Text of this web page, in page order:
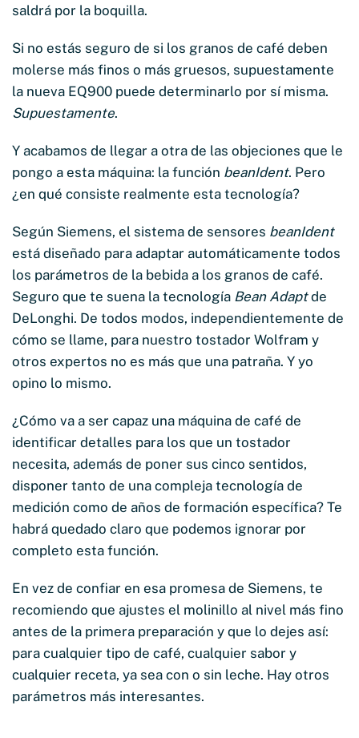
saldrá por la boquilla.
Si no estás seguro de si los granos de café deben
molerse más finos o más gruesos, supuestamente
la nueva EQ900 puede determinarlo por sí misma.
Supuestamente.
Y acabamos de llegar a otra de las objeciones que le
pongo a esta máquina: la función beanIdent. Pero
¿en qué consiste realmente esta tecnología?
Según Siemens, el sistema de sensores beanIdent
está diseñado para adaptar automáticamente todos
los parámetros de la bebida a los granos de café.
Seguro que te suena la tecnología Bean Adaptde
DeLonghi. De todos modos, independientemente de
cómo se llame, para nuestro tostador Wolfram y
otros expertos no es más que una patraña. Y yo
opino lo mismo.
¿Cómo va a ser capaz una máquina de café de
identificar detalles para los que un tostador
necesita, además de poner sus cinco sentidos,
disponer tanto de una compleja tecnología de
medición como de años de formación específica? Te
habrá quedado claro que podemos ignorar por
completo esta función.
En vez de confiar en esa promesa de Siemens, te
recomiendo que ajustes el molinillo al nivel más fino
antes de la primera preparación y que lo dejes así:
para cualquier tipo de café, cualquier sabor y
cualquier receta, ya sea con o sin leche. Hay otros
parámetros más interesantes.